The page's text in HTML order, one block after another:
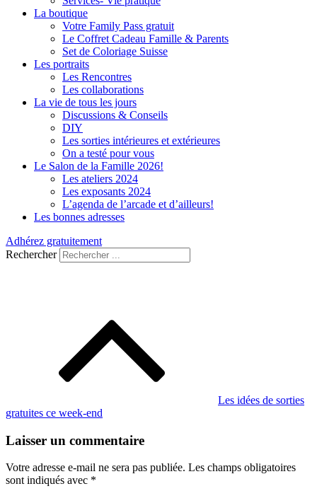
La boutique
Votre Family Pass gratuit
Le Coffret Cadeau Famille & Parents
Set de Coloriage Suisse
Les portraits
Les Rencontres
Les collaborations
La vie de tous les jours
Discussions & Conseils
DIY
Les sorties intérieures et extérieures
On a testé pour vous
Le Salon de la Famille 2026!
Les ateliers 2024
Les exposants 2024
L’agenda de l’arcade et d’ailleurs!
Les bonnes adresses
Adhérez gratuitement
Rechercher
Les idées de sorties
gratuites ce week-end
Laisser un commentaire
Votre adresse e-mail ne sera pas publiée. Les champs obligatoires
sont indiqués avec *